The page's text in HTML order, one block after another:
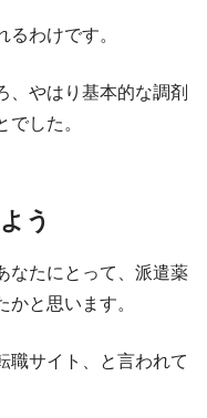
わけです。
、やはり基本的な調剤
した。
う
なたにとって、派遣薬
と思います。
職サイト、と言われて